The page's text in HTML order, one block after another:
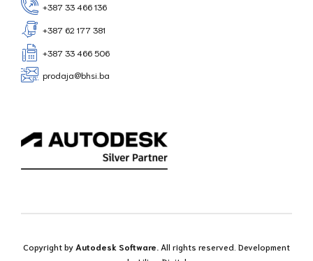
+387 33 466 136
+387 62 177 381
+387 33 466 506
prodaja@bhsi.ba
Copyright by Autodesk Software. All rights reserved. Development